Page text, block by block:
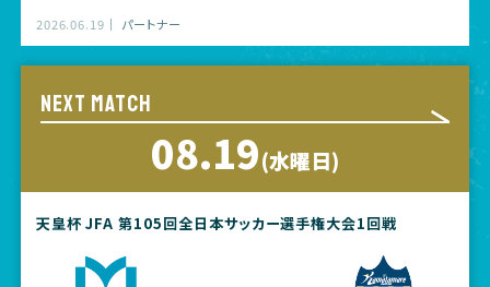
2026.06.19 パートナー
NEXT MATCH
08.19(水曜日)
天皇杯 JFA 第105回全日本サッカー選手権大会1回戦